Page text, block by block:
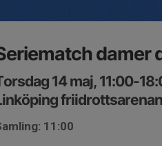
damer
14 maj, 11:00-
friidrottsarenan
11:00